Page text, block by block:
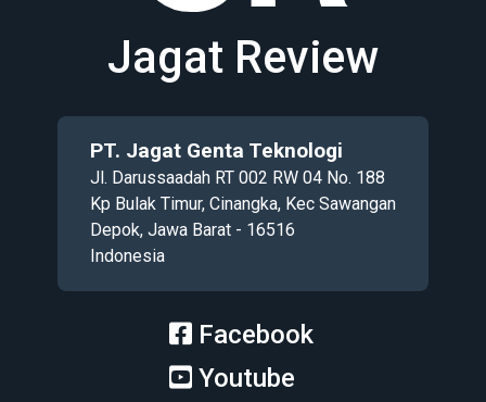
Jagat Review
PT. Jagat Genta Teknologi
Jl. Darussaadah RT 002 RW 04 No. 188
Kp Bulak Timur, Cinangka, Kec Sawangan
Depok, Jawa Barat - 16516
Indonesia
Facebook
Youtube